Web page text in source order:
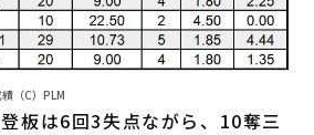
（C）PLM
板は6回3失点ながら、10奪三